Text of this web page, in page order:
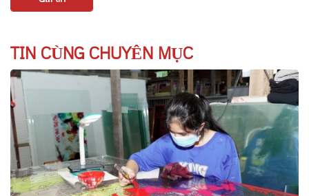
TIN CÙNG CHUYÊN MỤC